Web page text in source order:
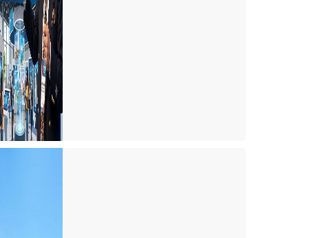
LÜKS RESTORAN KORKUSU NEDİR BİLİR MİSİNİZ..?
BOŞ BAKKAL…
AYASOFYA PAZAR GÜNLERi DE ORTODOKS
HRiSTiYANLARIN iBADETiNE AÇILIR MI?
Oteller umulandan erken açıldı. Ne diyeceksiniz?
Bakan; "Her şey dahil sistemi devam edecek, ancak
yiyecekleri biz almayacağız, aşçılar verecek"